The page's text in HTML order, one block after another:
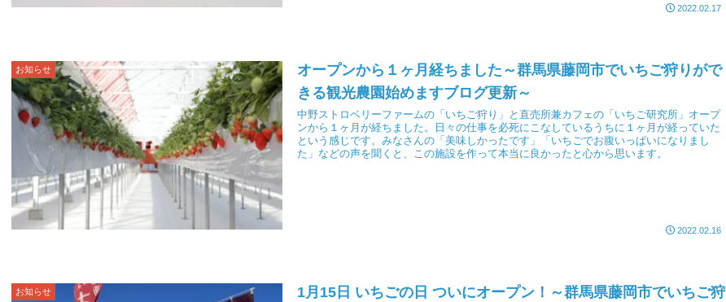
2022.02.17
お知らせ
オープンから１ヶ月経ちました～群馬県藤岡市でいちご狩りがで
きる観光農園始めますブログ更新～
中野ストロベリーファームの「いちご狩り」と直売所兼カフェの「いちご研究所」オープ
ンから１ヶ月が経ちました。日々の仕事を必死にこなしているうちに１ヶ月が経っていた
という感じです。みなさんの「美味しかったです」「いちごでお腹いっぱいになりまし
た」などの声を聞くと、この施設を作って本当に良かったと心から思います。
2022.02.16
お知らせ
1月15日 いちごの日 ついにオープン！～群馬県藤岡市でいちご狩